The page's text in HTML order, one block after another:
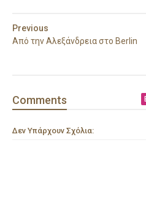
Previous
Από την Αλεξάνδρεια στο Berlin
Comments
Δεν Υπάρχουν Σχόλια: